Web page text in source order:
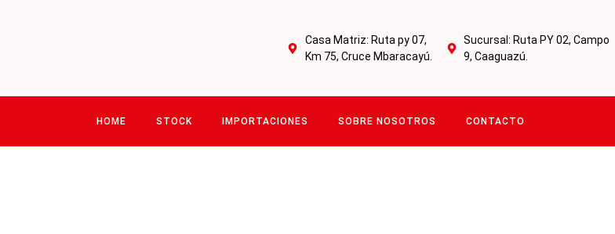
Casa Matriz: Ruta py 07,
Km 75, Cruce Mbaracayú.
Sucursal: Ruta PY 02, Campo
9, Caaguazú.
HOME STOCK IMPORTACIONES SOBRE NOSOTROS CONTACTO